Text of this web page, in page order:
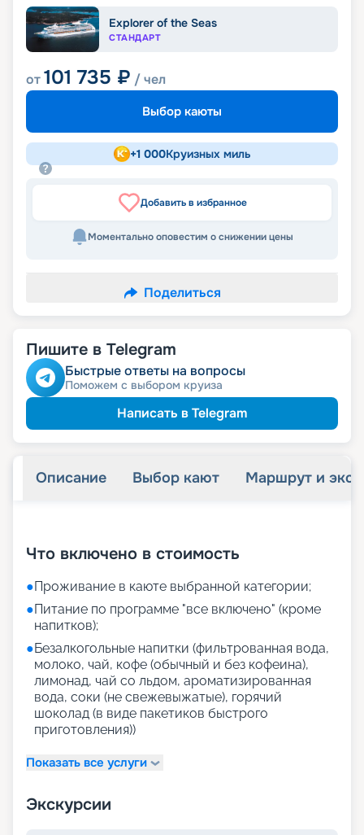
Explorer of the Seas
СТАНДАРТ
от101 735 ₽ / чел
Выбор каюты
+1 000Круизных миль
Добавить в избранное
Моментально оповестим о снижении цены
Поделиться
Пишите в Telegram
Быстрые ответы на вопросы
Поможем с выбором круиза
Написать в Telegram
Описание Выбор кают Маршрут и
Что включено в стоимость
●Проживание в каюте выбранной категории;
●Питание по программе "все включено" (кроме
напитков);
●Безалкогольные напитки (фильтрованная вода,
молоко, чай, кофе (обычный и без кофеина),
лимонад, чай со льдом, ароматизированная
вода, соки (не свежевыжатые), горячий
шоколад (в виде пакетиков быстрого
приготовления))
Показать все услуги
Экскурсии